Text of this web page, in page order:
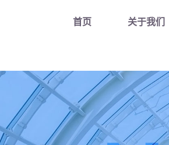
首页 关于我们